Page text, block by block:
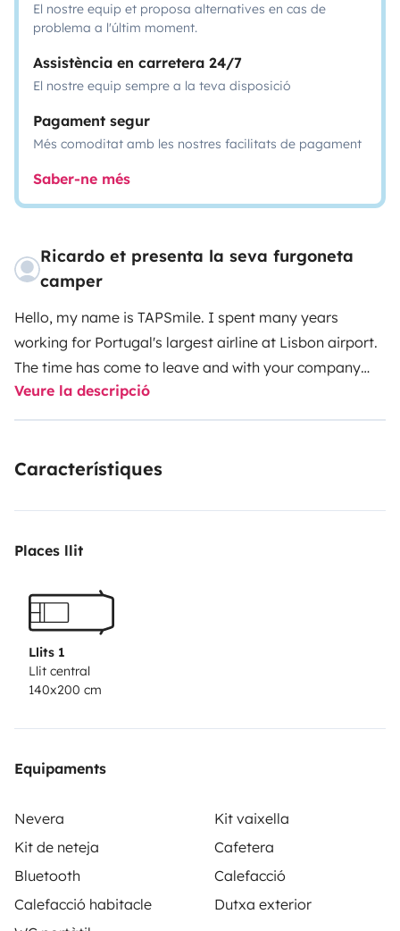
El nostre equip et proposa alternatives en cas de
problema a l'últim moment.
Assistència en carretera 24/7
El nostre equip sempre a la teva disposició
Pagament segur
Més comoditat amb les nostres facilitats de pagament
Saber-ne més
Ricardo et presenta la seva furgoneta
camper
Hello, my name is TAPSmile. I spent many years
working for Portugal's largest airline at Lisbon airport.
The time has come to leave and with your company
get to know Portugal from north to south. I have
everything you need for a simple but spectacular
Veure la descripció
Característiques
Places llit
Llits 1
Llit central
140x200 cm
Equipaments
Nevera
Kit vaixella
Kit de neteja
Cafetera
Bluetooth
Calefacció
Calefacció habitacle
Dutxa exterior